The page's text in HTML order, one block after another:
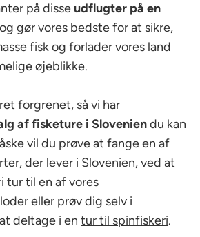
på disseudflugter på en
og gør vores bedste for at sikre,
fisk og forlader vores land
øjeblikke.
forgrenet, så vi har
af fisketure i Sloveniendu kan
vil du prøve at fange en af
der lever i Slovenien, ved at
turtil en af vores
eller prøv dig selv i
deltage i en tur til spinfiskeri.